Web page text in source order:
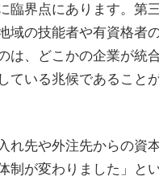
臨界点にあります。第
域の技能者や有資格者
は、どこかの企業が統
ている兆候であること
れ先や外注先からの資
制が変わりました」と